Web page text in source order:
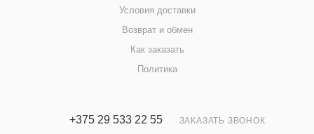
Условия доставки
Возврат и обмен
Как заказать
Политика
+375 29 533 22 55 ЗАКАЗАТЬ ЗВОНОК